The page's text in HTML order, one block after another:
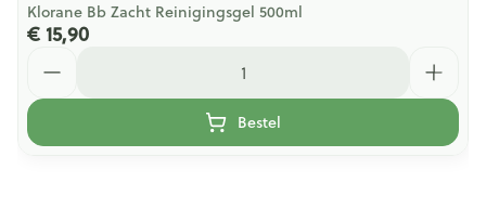
Klorane Bb Zacht Reinigingsgel 500ml
€ 15,90
Bestel